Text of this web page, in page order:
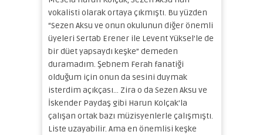
vokalisti olarak ortaya çıkmıştı. Bu yüzden
“Sezen Aksu ve onun okulunun diğer önemli
üyeleri Sertab Erener ile Levent Yüksel’le de
bir düet yapsaydı keşke” demeden
duramadım. Şebnem Ferah fanatiği
olduğum için onun da sesini duymak
isterdim açıkçası… Zira o da Sezen Aksu ve
İskender Paydaş gibi Harun Kolçak’la
çalışan ortak bazı müzisyenlerle çalışmıştı.
Liste uzayabilir. Ama en önemlisi keşke